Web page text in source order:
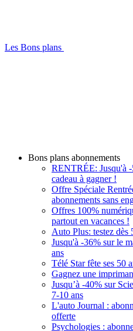
Les Bons plans
Bons plans abonnements
RENTRÉE: Jusqu'à
cadeau à gagner !
Offre Spéciale
abonnements sans
Offres 100%
partout en vacances !
Auto Plus: testez dès
Jusqu'à -36% sur le
ans
Télé Star fête ses 50
Gagnez une
Jusqu’à -40% sur
7-10 ans
L'auto Journal :
offerte
Psychologies :